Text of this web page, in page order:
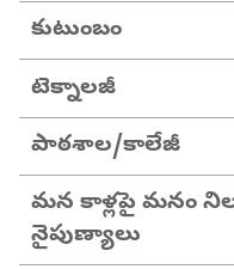
కుటుంబం
టెక్నాలజీ
పాఠశాల/కాలేజీ
మన కాళ్లపై మనం
నైపుణ్యాలు